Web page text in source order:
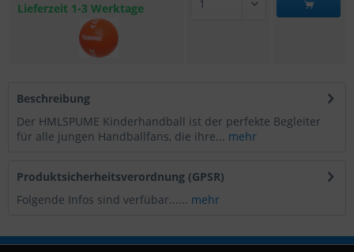
Lieferzeit 1-3 Werktage
Beschreibung
Der HMLSPUME Kinderhandball ist der perfekte Begleiter
für alle jungen Handballfans, die ihre... mehr
Produktsicherheitsverordnung (GPSR)
Folgende Infos sind verfübar...... mehr